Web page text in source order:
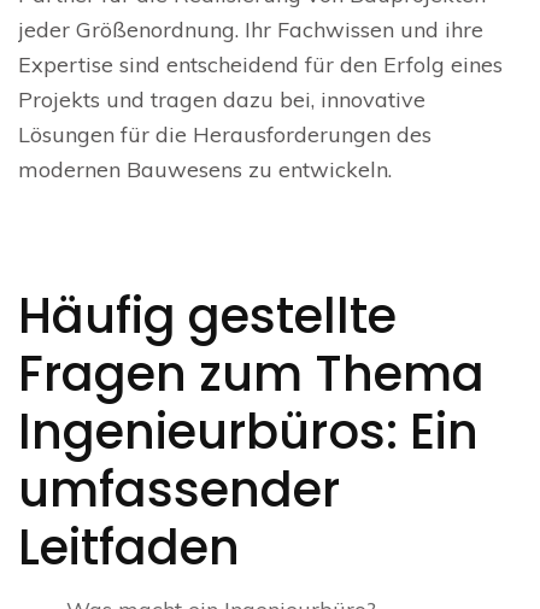
jeder Größenordnung. Ihr Fachwissen und ihre
Expertise sind entscheidend für den Erfolg eines
Projekts und tragen dazu bei, innovative
Lösungen für die Herausforderungen des
modernen Bauwesens zu entwickeln.
Häufig gestellte
Fragen zum Thema
Ingenieurbüros: Ein
umfassender
Leitfaden